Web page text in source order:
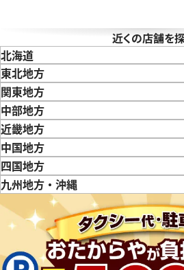
ロイヤルオーク オフショア
格
日時点の参考買取価格です
参
近くの店舗を
北海道
東北地方
青森県岩手県
関東地方
東京都神奈川県
中部地方
新潟県富山県
近畿地方
三重県滋賀県
中国地方
鳥取県島根県
四国地方
徳島県香川県愛媛県
九州地方・沖縄
福岡県
佐賀県 長崎県 熊本県大分県宮